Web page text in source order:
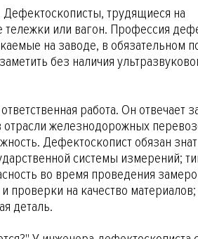
трудящиеся на
или вагон. Профессия
на заводе, в обязательном
без наличия
работа. Он отвечает
отрасли железнодорожных
Дефектоскопист обязан
системы измерений;
во время проведения
на качество материалов;
деталь.